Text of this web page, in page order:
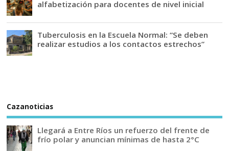
alfabetización para docentes de nivel inicial
Tuberculosis en la Escuela Normal: “Se deben
realizar estudios a los contactos estrechos”
Cazanoticias
Llegará a Entre Ríos un refuerzo del frente de
frío polar y anuncian mínimas de hasta 2°C